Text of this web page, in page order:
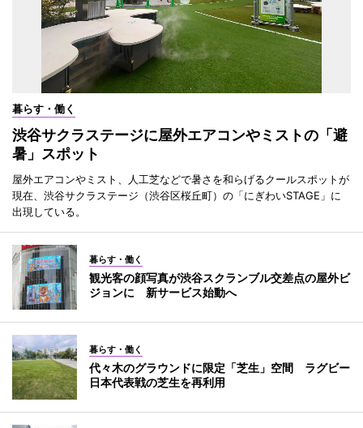
暮らす・働く
渋谷サクラステージに屋外エアコンやミストの「避
暑」スポット
屋外エアコンやミスト、人工芝などで暑さを和らげるクールスポットが
現在、渋谷サクラステージ（渋谷区桜丘町）の「にぎわいSTAGE」に
出現している。
暮らす・働く
観光客の顔写真が渋谷スクランブル交差点の屋外ビ
ジョンに 新サービス始動へ
暮らす・働く
代々木のグラウンドに限定「芝生」空間 ラグビー
日本代表戦の芝生を再利用